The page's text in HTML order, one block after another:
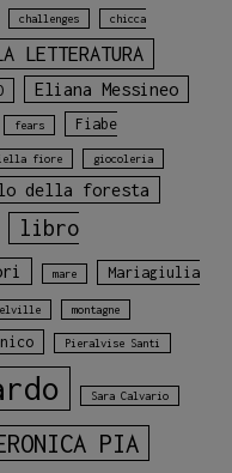
challenges chicca
LETTERATURA
Eliana Messineo
fears
Fiabe
fiore giocoleria
della foresta
libro
mare
Mariagiulia
montagne
Pieralvise Santi
Sara Calvario
PIA